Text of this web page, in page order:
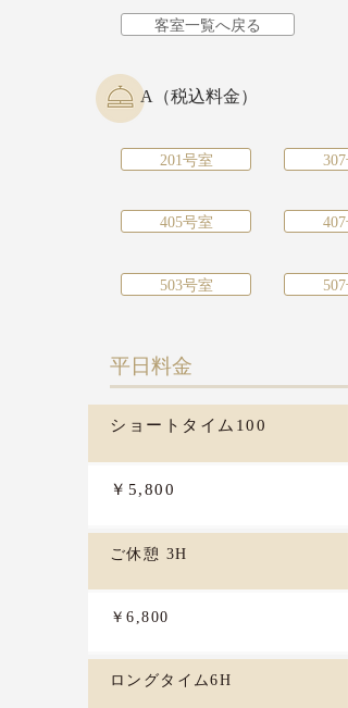
客室一覧へ戻る
A（税込料金）
201号室
405号室
503号室
307
407
507
​平日料金
ショートタイム100
￥5,800
ご休憩 3H
￥6,800
ロングタイム6H